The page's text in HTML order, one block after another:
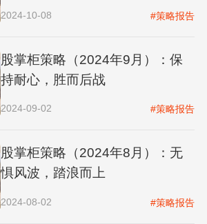
2024-10-08 #策略报告
股掌柜策略（2024年9月）：保
持耐心，胜而后战
2024-09-02 #策略报告
股掌柜策略（2024年8月）：无
惧风波，踏浪而上
2024-08-02 #策略报告